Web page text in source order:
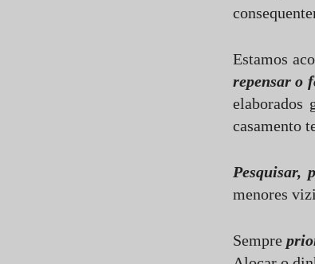
Estamos
repensar o
elaborados
casamento
Pesquisar,
menores
Sempre